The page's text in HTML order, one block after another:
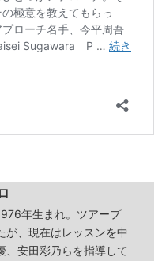
年生まれ。ツアープ
が、現在はレッスンを中
、安田彩乃らを指導して